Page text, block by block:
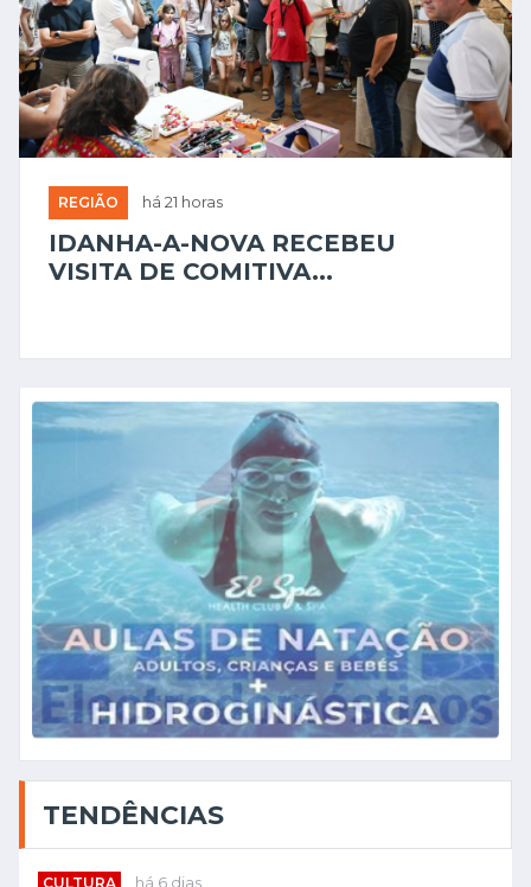
REGIÃO há 21 horas
IDANHA-A-NOVA RECEBEU
VISITA DE COMITIVA...
TENDÊNCIAS
CULTURA há 6 dias